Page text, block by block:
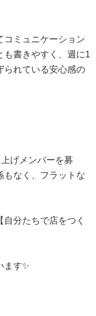
コミュニケーション
も書きやすく、週に1
られている安心感の
げメンバーを募
もなく、フラットな
自分たちで店をつく
ます✨